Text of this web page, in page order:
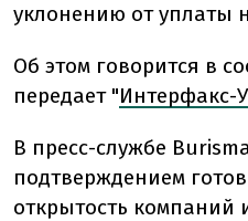
уклонению от уплаты
Об этом говорится в
передает "Интерфакс-
В пресс-службе
подтверждением
открытость компаний